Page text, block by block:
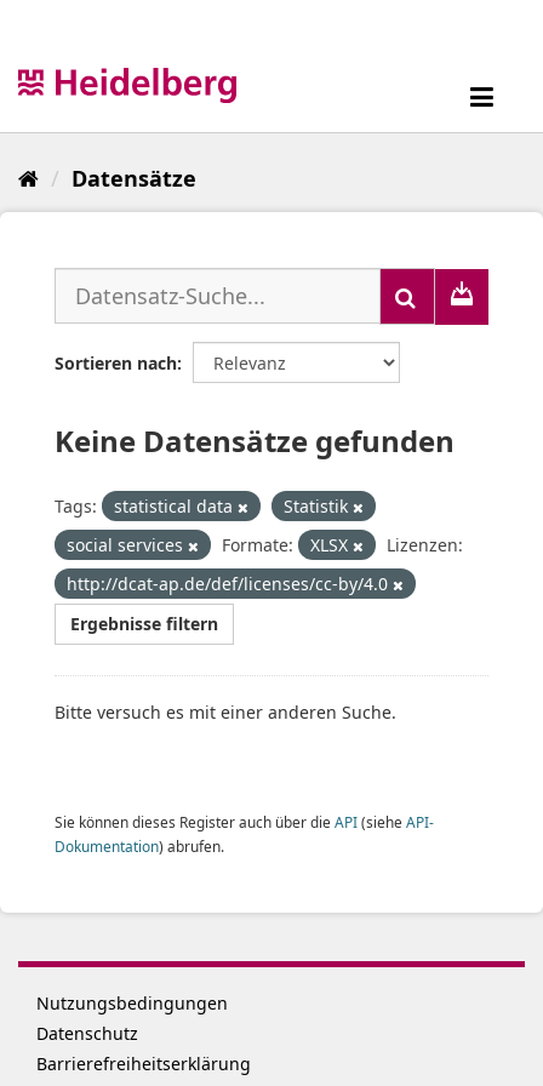
Datensätze
Sortieren nach
Keine Datensätze gefunden
Tags: statistical data
Statistik
social services
Formate: XLSX
Lizenzen:
http://dcat-ap.de/def/licenses/cc-by/4.0
Ergebnisse filtern
Bitte versuch es mit einer anderen Suche.
Sie können dieses Register auch über die API(siehe API-
Dokumentation) abrufen.
Nutzungsbedingungen
Datenschutz
Barrierefreiheitserklärung